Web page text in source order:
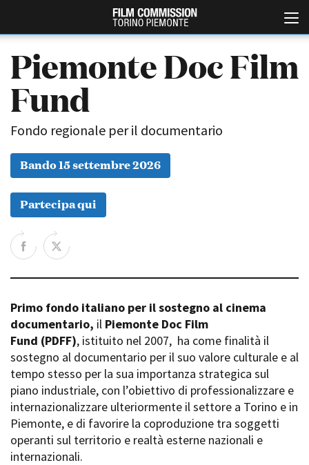
Chi siamo
Storia della Fondazione
Partner
Rete regionale
Bilancio sociale
Amministrazione
trasparente
Bandi e gare
Sostenibilità ambientale
SERVIZI
Servizi generali
Guarda che storia!
La Grazia - Immagini e
location della Torino di Paolo
Sorrentino
Open Day
Ciak in TOur!
FESTIVAL, MARKETS,
AWARDS
International Film Festival
Piemonte Doc Film
Fund
Fondo regionale per il documentario
Bando 15 settembre 2026
Partecipa qui
Primo fondo italiano per il sostegno al cinema
documentario, il Piemonte Doc Film
Fund (PDFF), istituito nel 2007, ha come finalità il
sostegno al documentario per il suo valore culturale e al
tempo stesso per la sua importanza strategica sul
piano industriale, con l’obiettivo di professionalizzare e
internazionalizzare ulteriormente il settore a Torino e in
Piemonte, e di favorire la coproduzione tra soggetti
operanti sul territorio e realtà esterne nazionali e
internazionali.